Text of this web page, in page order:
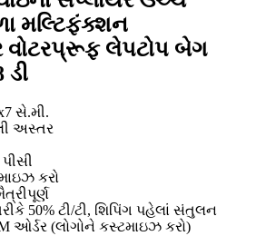
મલ્ટિફંક્શન
વોટરપ્રૂફ લેપટોપ બેગ
સે.મી.
અસ્તર
કરો
50% ટી/ટી, શિપિંગ પહેલાં સંતુલન
ઓર્ડર (લોગોને કસ્ટમાઇઝ કરો)